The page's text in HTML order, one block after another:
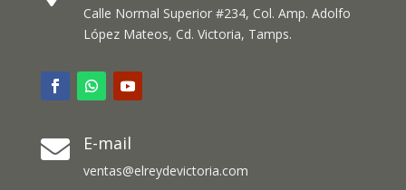
Calle Normal Superior #234, Col. Amp. Adolfo
López Mateos, Cd. Victoria, Tamps.
 E-mail
ventas@elreydevictoria.com